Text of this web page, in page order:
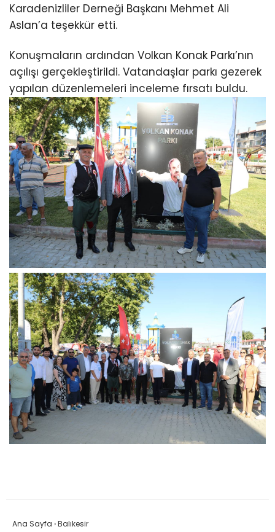
Karadenizliler Derneği Başkanı Mehmet Ali
Aslan’a teşekkür etti.
Konuşmaların ardından Volkan Konak Parkı’nın
açılışı gerçekleştirildi. Vatandaşlar parkı gezerek
yapılan düzenlemeleri inceleme fırsatı buldu.
Ana Sayfa ›Balıkesir